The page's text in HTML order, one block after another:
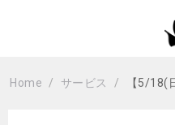
Home サービス 【5/18(